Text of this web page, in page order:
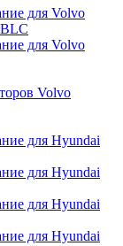
для Volvo
для Volvo
Volvo
для Hyundai
для Hyundai
для Hyundai
для Hyundai